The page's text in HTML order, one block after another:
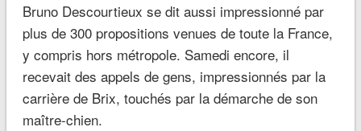
Bruno Descourtieux se dit aussi impressionné par
plus de 300 propositions venues de toute la France,
y compris hors métropole. Samedi encore, il
recevait des appels de gens, impressionnés par la
carrière de Brix, touchés par la démarche de son
maître-chien.